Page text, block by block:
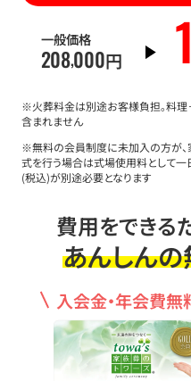
一般価格
208,000円
※火葬料金は別途お客様負担。料理
含まれません
※無料の会員制度に未加入の方が、
式を行う場合は式場使用料として
(税込)が別途必要となります
費用をできる
あんしん
入会金・年会費無